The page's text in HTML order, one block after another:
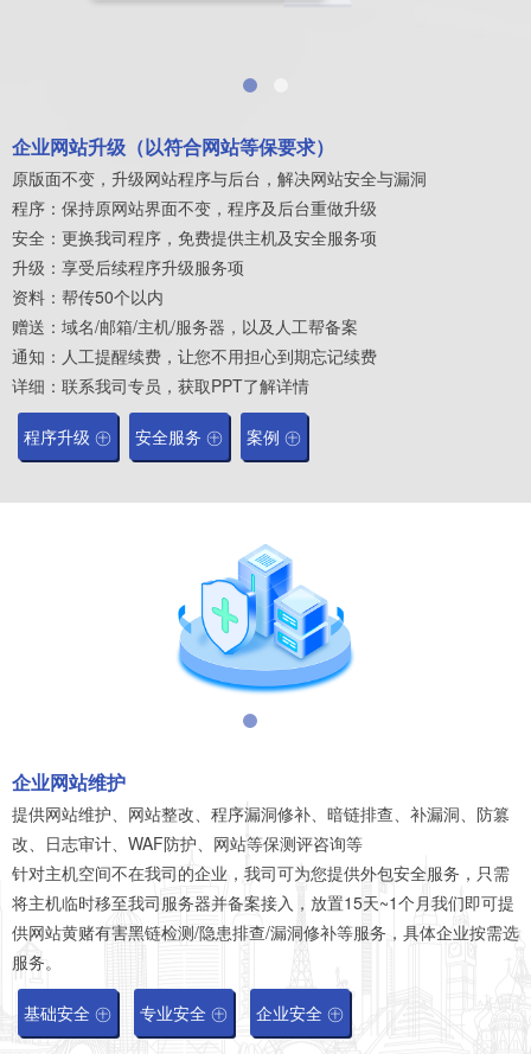
企业网站升级（以符合网站等保要求）
原版面不变，升级网站程序与后台，解决网站安全与漏洞
程序：保持原网站界面不变，程序及后台重做升级
安全：更换我司程序，免费提供主机及安全服务项
升级：享受后续程序升级服务项
资料：帮传50个以内
赠送：域名/邮箱/主机/服务器，以及人工帮备案
通知：人工提醒续费，让您不用担心到期忘记续费
详细：联系我司专员，获取PPT了解详情
程序升级 ㊉ 安全服务 ㊉ 案例 ㊉
企业网站维护
提供网站维护、网站整改、程序漏洞修补、暗链排查、补漏洞、防篡
改、日志审计、WAF防护、网站等保测评咨询等
针对主机空间不在我司的企业，我司可为您提供外包安全服务，只需
将主机临时移至我司服务器并备案接入，放置15天~1个月我们即可提
供网站黄赌有害黑链检测/隐患排查/漏洞修补等服务，具体企业按需选
服务。
基础安全 ㊉ 专业安全 ㊉ 企业安全 ㊉